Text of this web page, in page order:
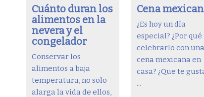
Cuánto duran los
alimentos en la
nevera y el
congelador
Conservar los
alimentos a baja
temperatura, no solo
alarga la vida de ellos,
Cena
¿Es hoy un día
especial? ¿Por qué
celebrarlo con una
cena mexicana en
casa? ¿Que te
...